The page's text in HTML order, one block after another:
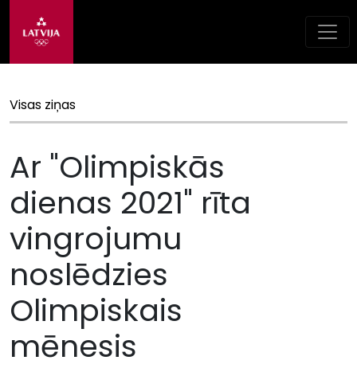
Visas ziņas
Ar "Olimpiskās
dienas 2021" rīta
vingrojumu
noslēdzies
Olimpiskais
mēnesis